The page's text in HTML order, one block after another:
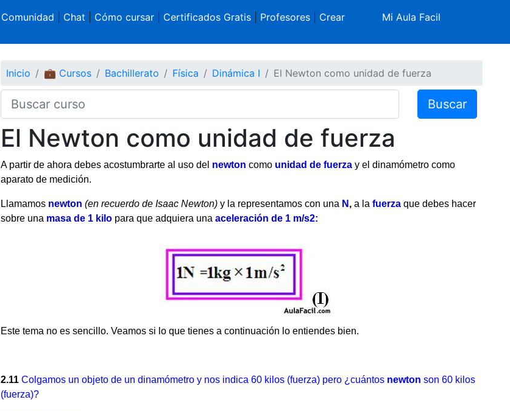
Comunidad Chat Cómo cursar| Certificados Gratis| Profesores| Crear
Mi Aula Facil
Inicio 💼 Cursos Bachillerato Física Dinámica I El Newton como unidad de fuerza
Buscar
El Newton como unidad de fuerza
A partir de ahora debes acostumbrarte al uso del newton como unidad de fuerzay el dinamómetro como
aparato de medición.
Llamamos newton (en recuerdo de Isaac Newton)y la representamos con una N , a la fuerza que debes hacer
sobre una masa de 1 kilopara que adquiera una aceleración de 1 m/s2:
Este tema no es sencillo. Veamos si lo que tienes a continuación lo entiendes bien.
2.11 Colgamos un objeto de un dinamómetro y nos indica 60 kilos (fuerza) pero ¿cuántos newton son 60 kilos
(fuerza)?